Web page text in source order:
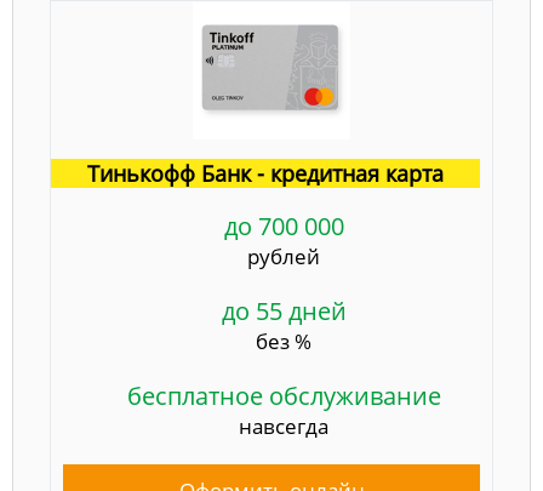
Тинькофф Банк - кредитная карта
до 700 000
рублей
до 55 дней
без %
бесплатное обслуживание
навсегда